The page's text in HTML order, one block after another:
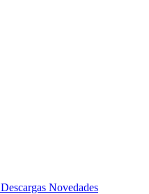
Descargas Novedades